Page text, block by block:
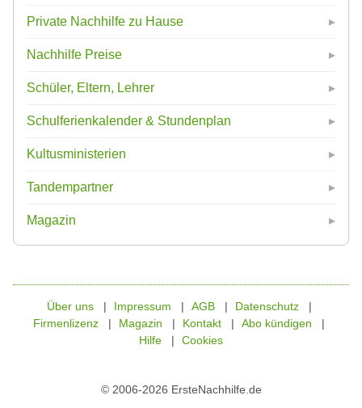
Private Nachhilfe zu Hause
Nachhilfe Preise
Schüler, Eltern, Lehrer
Schulferienkalender & Stundenplan
Kultusministerien
Tandempartner
Magazin
© 2006-2026 ErsteNachhilfe.de
Über uns Impressum AGB
Datenschutz
Firmenlizenz
Magazin Kontakt
Abo kündigen
Hilfe
Cookies